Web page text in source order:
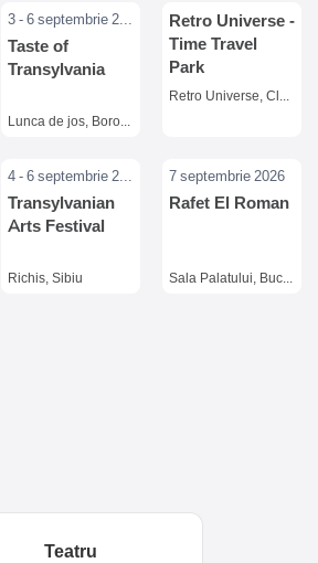
Taste of
Transylvania
Lunca de jos, Borospataka
Retro Universe -
Time Travel
Park
Retro Universe, Cluj-Napoca
Transylvanian
Arts Festival
Richis, Sibiu
7 septembrie 2026
Rafet El Roman
Sala Palatului, Bucuresti
Teatru